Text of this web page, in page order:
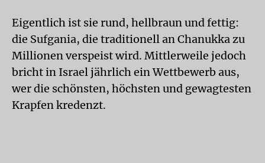
Eigentlich ist sie rund, hellbraun und fettig:
die Sufgania, die traditionell an Chanukka zu
Millionen verspeist wird. Mittlerweile jedoch
bricht in Israel jährlich ein Wettbewerb aus,
wer die schönsten, höchsten und gewagtesten
Krapfen kredenzt.